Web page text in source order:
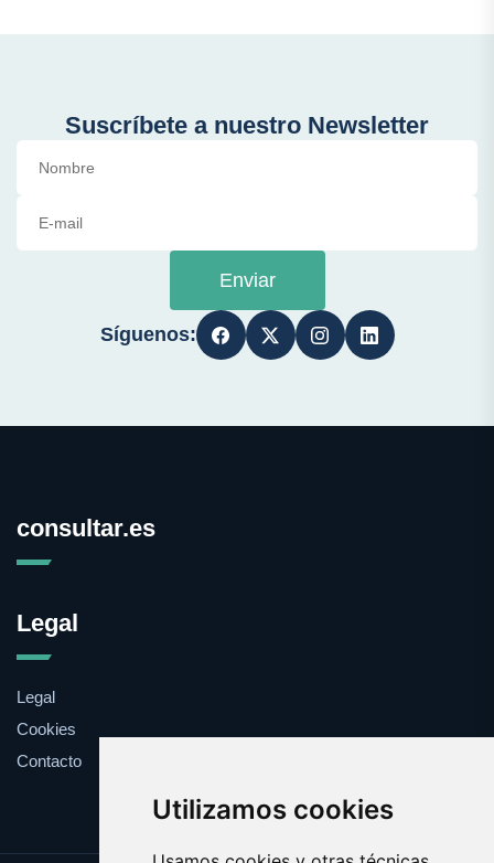
Utilizamos cookies
Suscríbete a nuestro Newsletter
Enviar
Síguenos:
consultar.es
Legal
Legal
Cookies
Contacto